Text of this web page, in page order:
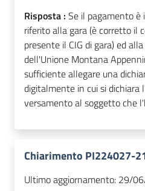
Risposta : Se il pagamento
riferito alla gara (è corretto il
presente il CIG di gara) ed
dell'Unione Montana
sufficiente allegare una
digitalmente in cui si dichiara
versamento al soggetto che
Chiarimento PI224027-
Ultimo aggiornamento: 29/